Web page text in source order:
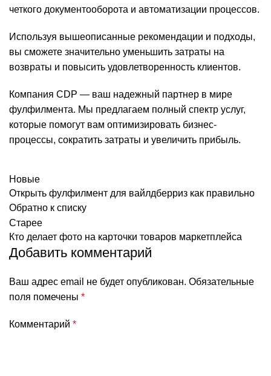
четкого документооборота и автоматизации процессов.
Используя вышеописанные рекомендации и подходы,
вы сможете значительно уменьшить затраты на
возвраты и повысить удовлетворенность клиентов.
Компания CDP — ваш надежный партнер в мире
фулфилмента. Мы предлагаем полный спектр услуг,
которые помогут вам оптимизировать бизнес-
процессы, сократить затраты и увеличить прибыль.
Новые
Открыть фулфилмент для вайлдберриз как правильно
Обратно к списку
Старее
Кто делает фото на карточки товаров маркетплейса
Добавить комментарий
Ваш адрес email не будет опубликован. Обязательные
поля помечены *
Комментарий *